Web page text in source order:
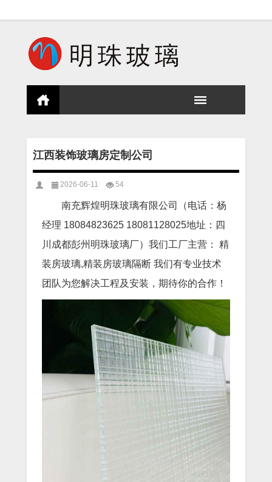
江西装饰玻璃房定制公司
2026-06-11 54
南充辉煌明珠玻璃有限公司（电话：杨
经理 18084823625 18081128025地址：四
川成都彭州明珠玻璃厂）我们工厂主营： 精
装房玻璃,精装房玻璃隔断 我们有专业技术
团队为您解决工程及安装，期待你的合作！